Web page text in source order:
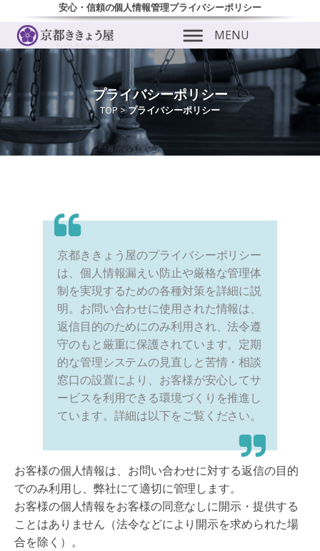
安心・信頼の個人情報管理プライバシーポリシー
MENU
プライバシーポリシー
TOP>プライバシーポリシー
京都ききょう屋のプライバシーポリシー
は、個人情報漏えい防止や厳格な管理体
制を実現するための各種対策を詳細に説
明。お問い合わせに使用された情報は、
返信目的のためにのみ利用され、法令遵
守のもと厳重に保護されています。定期
的な管理システムの見直しと苦情・相談
窓口の設置により、お客様が安心してサ
ービスを利用できる環境づくりを推進し
ています。詳細は以下をご覧ください。
お客様の個人情報は、お問い合わせに対する返信の目的
でのみ利用し、弊社にて適切に管理します。
お客様の個人情報をお客様の同意なしに開示・提供する
ことはありません（法令などにより開示を求められた場
合を除く）。